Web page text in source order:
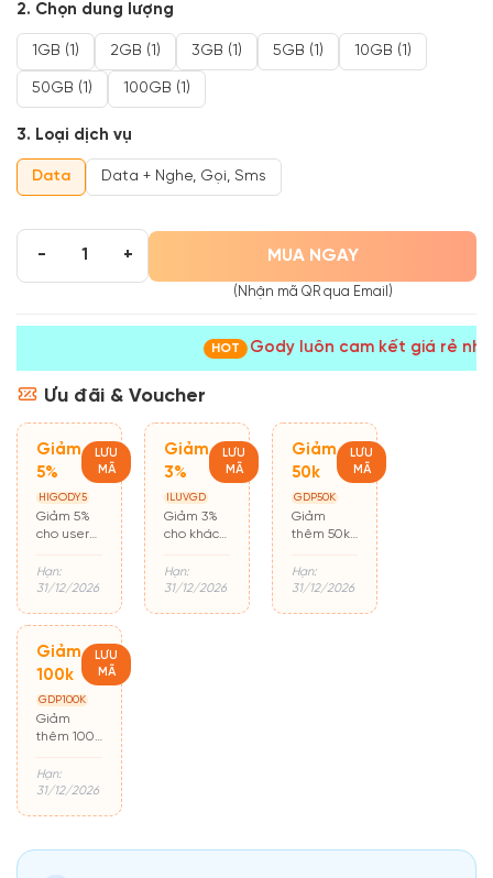
2. Chọn dung lượng
1GB (1) 2GB (1) 3GB (1) 5GB (1) 10GB (1)
50GB (1) 100GB (1)
3. Loại dịch vụ
Data Data + Nghe, Gọi, Sms
- + MUA NGAY
(Nhận mã QR qua Email)
HOT Gody luôn cam kết giá rẻ
Ưu đãi & Voucher
Giảm
5%
LƯU
MÃ
HIGODY5
Giảm 5%
cho user
hàng lần
đầu
Hạn:
31/12/2026
Giảm
3%
LƯU
MÃ
ILUVGD
Giảm 3%
cho khách
Hạn:
31/12/2026
Giảm
50k
LƯU
MÃ
GDP50K
Giảm
thêm 50k
500k
Hạn:
31/12/2026
Giảm
100k
LƯU
MÃ
GDP100K
Giảm
thêm 100k
500k
Hạn:
31/12/2026